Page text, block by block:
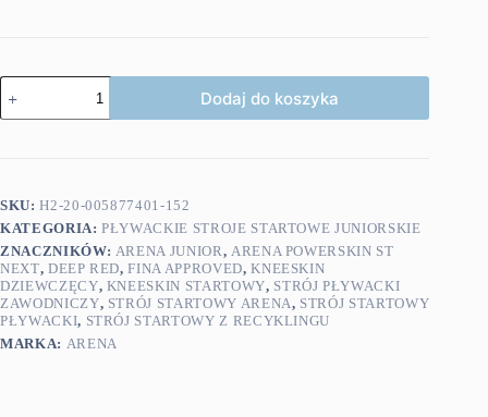
ilość
Arena
Powerskin
RED
152cm
Dodaj do koszyka
SKU:H2-20-005877401-152
KATEGORIA:PŁYWACKIE STROJE STARTOWE JUNIORSKIE
ZNACZNIKÓW: ARENA JUNIOR, ARENA POWERSKIN ST
NEXT, DEEP RED,FINA APPROVED,KNEESKIN
DZIEWCZĘCY, KNEESKIN STARTOWY, STRÓJ PŁYWACKI
ZAWODNICZY, STRÓJ STARTOWY ARENA, STRÓJ STARTOWY
PŁYWACKI, STRÓJ STARTOWY Z RECYKLINGU
MARKA: ARENA